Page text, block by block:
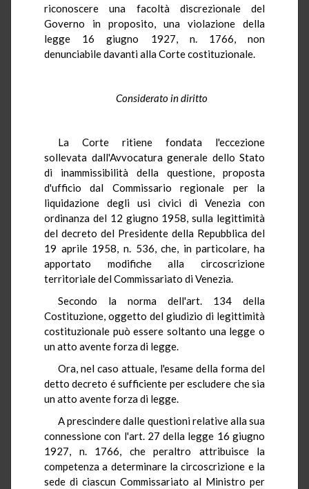
riconoscere una facoltà discrezionale del
Governo in proposito, una violazione della
legge 16 giugno 1927, n. 1766, non
denunciabile davanti alla Corte costituzionale.
Considerato in diritto
La Corte ritiene fondata l'eccezione
sollevata dall'Avvocatura generale dello Stato
di inammissibilità della questione, proposta
d'ufficio dal Commissario regionale per la
liquidazione degli usi civici di Venezia con
ordinanza del 12 giugno 1958, sulla legittimità
del decreto del Presidente della Repubblica del
19 aprile 1958, n. 536, che, in particolare, ha
apportato modifiche alla circoscrizione
territoriale del Commissariato di Venezia.
Secondo la norma dell'art. 134 della
Costituzione, oggetto del giudizio di legittimità
costituzionale può essere soltanto una legge o
un atto avente forza di legge.
Ora, nel caso attuale, l'esame della forma del
detto decreto é sufficiente per escludere che sia
un atto avente forza di legge.
A prescindere dalle questioni relative alla sua
connessione con l'art. 27 della legge 16 giugno
1927, n. 1766, che peraltro attribuisce la
competenza a determinare la circoscrizione e la
sede di ciascun Commissariato al Ministro per